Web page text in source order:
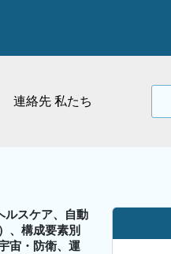
連絡先 私たち
ルスケア、自動
、構成要素別
宙・防衛、運